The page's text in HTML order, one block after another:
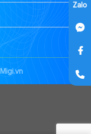
Migi.vn
Zalo